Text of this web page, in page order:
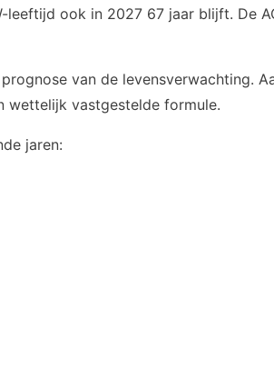
ook in 2027 67 jaar blijft. De
van de levensverwachting.
wettelijk vastgestelde formule.
jaren: